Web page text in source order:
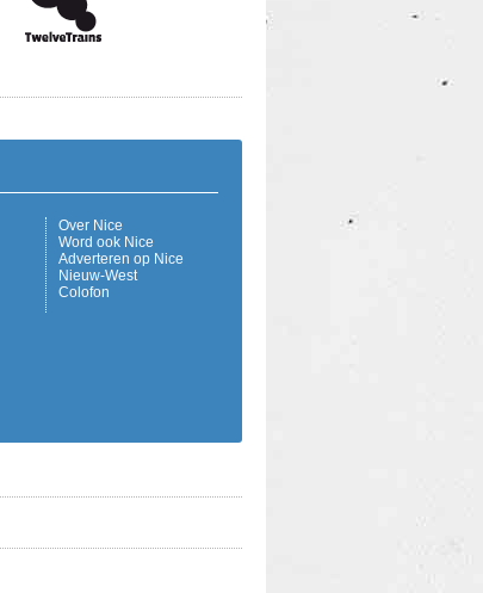
Over Nice
Word ook Nice
Adverteren op Nice
Nieuw-West
Colofon